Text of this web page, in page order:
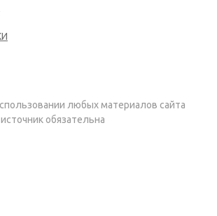
любых материалов сайта
обязательна